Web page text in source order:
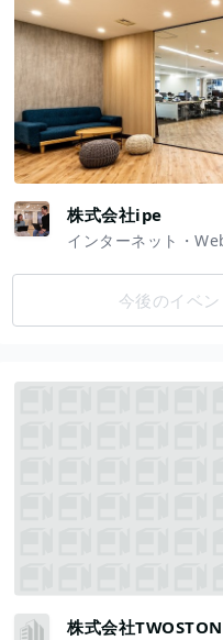
株式会社ipe
インターネット・
今後のイベ
株式会社